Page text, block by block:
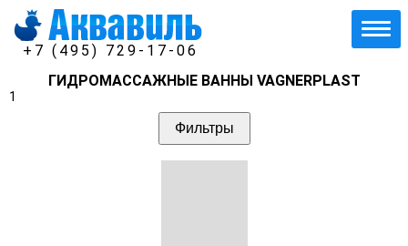
+7 (495) 729-17-06
ГИДРОМАССАЖНЫЕ ВАННЫ VAGNERPLAST
1
Фильтры